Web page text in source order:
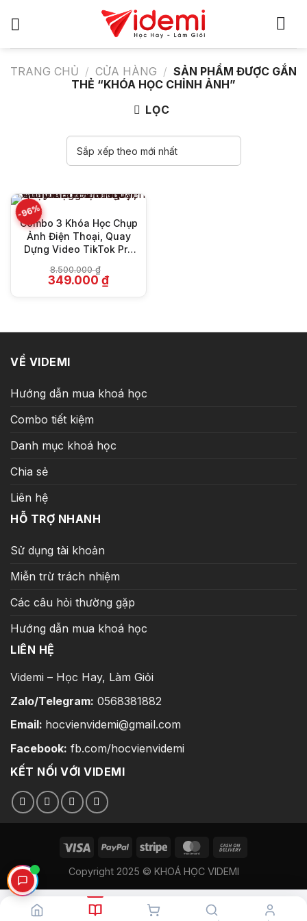
TRANG CHỦ / CỬA HÀNG / SẢN PHẨM ĐƯỢC GẮN
THẺ “KHÓA HỌC CHỈNH ẢNH”
LỌC
-96%
Combo 3 Khóa Học Chụp
Ảnh Điện Thoại, Quay
Dựng Video TikTok Pro
Nguyễn
8.500.000₫
Giá
gốc
349.000 ₫Giá
VỀ VIDEMI
Hướng dẫn mua khoá học
Combo tiết kiệm
Danh mục khoá học
Chia sẻ
Liên hệ
HỖ TRỢ NHANH
Sử dụng tài khoản
Miễn trừ trách nhiệm
Các câu hỏi thường gặp
Hướng dẫn mua khoá học
LIÊN HỆ
Videmi – Học Hay, Làm Giỏi
Zalo/Telegram: 0568381882
Email: hocvienvidemi@gmail.com
Facebook: fb.com/hocvienvidemi
KẾT NỐI VỚI VIDEMI
Copyright 2025 © KHOÁ HỌC VIDEMI